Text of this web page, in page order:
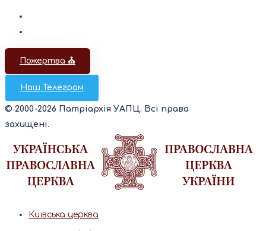
Пожертва ⛪️
Наш Телеграм
© 2000-2026 Патріархія УАПЦ. Всі права
захищені.
Київська церква